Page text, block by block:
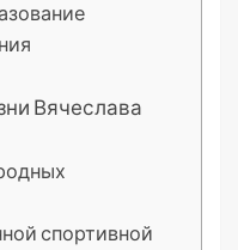
Вячеслава
спортивной